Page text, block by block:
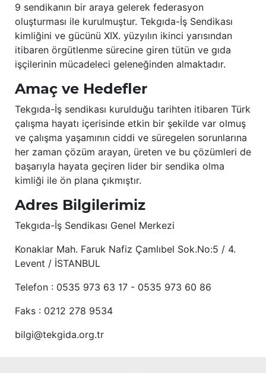
9 sendikanın bir araya gelerek federasyon
oluşturması ile kurulmuştur. Tekgıda-İş Sendikası
kimliğini ve gücünü XIX. yüzyılın ikinci yarısından
itibaren örgütlenme sürecine giren tütün ve gıda
işçilerinin mücadeleci geleneğinden almaktadır.
Amaç ve Hedefler
Tekgıda-İş sendikası kurulduğu tarihten itibaren Türk
çalışma hayatı içerisinde etkin bir şekilde var olmuş
ve çalışma yaşamının ciddi ve süregelen sorunlarına
her zaman çözüm arayan, üreten ve bu çözümleri de
başarıyla hayata geçiren lider bir sendika olma
kimliği ile ön plana çıkmıştır.
Adres Bilgilerimiz
Tekgıda-İş Sendikası Genel Merkezi
Konaklar Mah. Faruk Nafiz Çamlıbel Sok.No:5 / 4.
Levent / İSTANBUL
Telefon : 0535 973 63 17 - 0535 973 60 86
Faks : 0212 278 9534
bilgi@tekgida.org.tr